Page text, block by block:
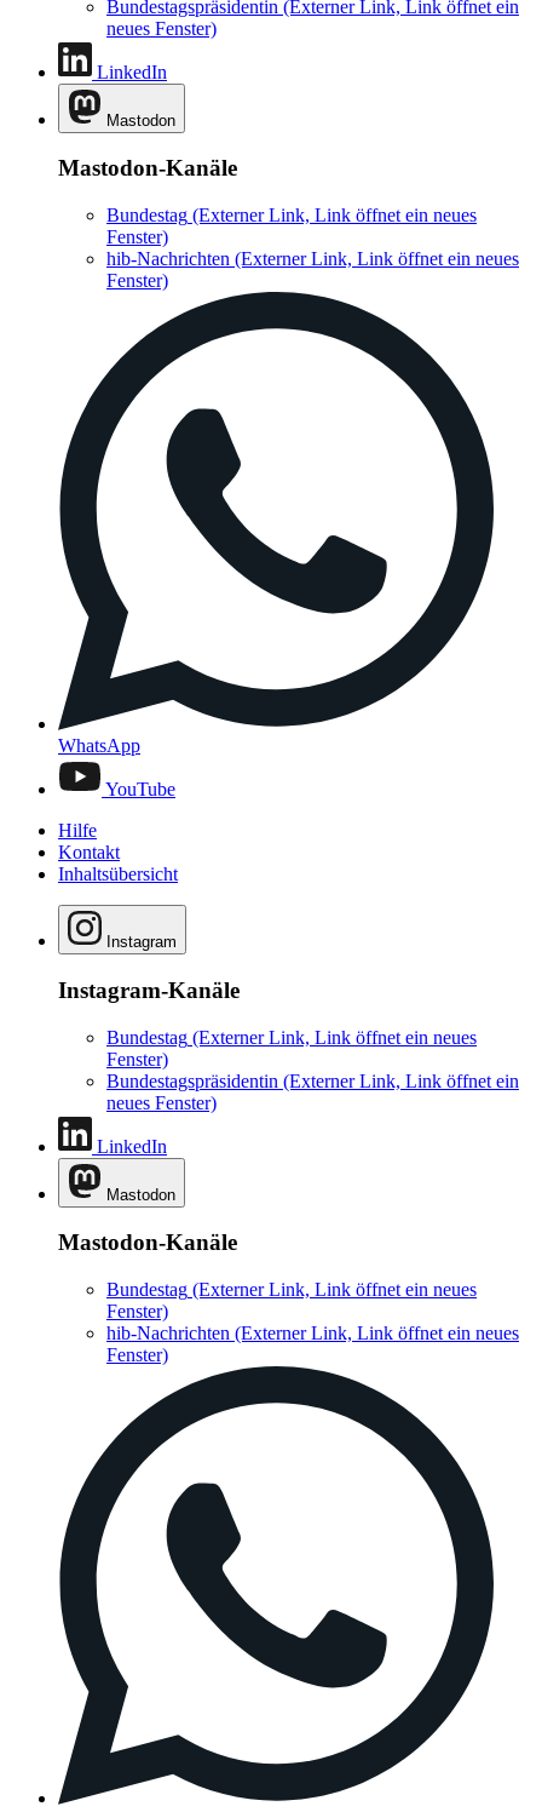
Bundestagspräsidentin (Externer Link, Link öffnet ein
neues Fenster)
LinkedIn
Mastodon
Mastodon-Kanäle
Bundestag (Externer Link, Link öffnet ein neues
Fenster)
hib-Nachrichten (Externer Link, Link öffnet ein neues
Fenster)
WhatsApp
YouTube
Hilfe
Kontakt
Inhaltsübersicht
Instagram
Instagram-Kanäle
Bundestag (Externer Link, Link öffnet ein neues
Fenster)
Bundestagspräsidentin (Externer Link, Link öffnet ein
neues Fenster)
LinkedIn
Mastodon
Mastodon-Kanäle
Bundestag (Externer Link, Link öffnet ein neues
Fenster)
hib-Nachrichten (Externer Link, Link öffnet ein neues
Fenster)